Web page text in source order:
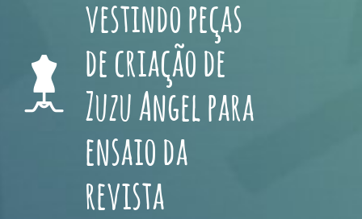
vestindo peças
de criação de
Zuzu Angel para
ensaio da
revista